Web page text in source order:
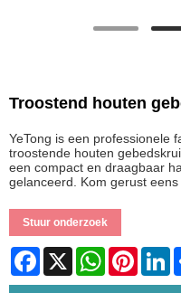
Troostend houten
YeTong is een professionele
troostende houten
een compact en draagbaar
gelanceerd. Kom gerust eens
Stuur onderzoek
Facebook
X WhatsApp